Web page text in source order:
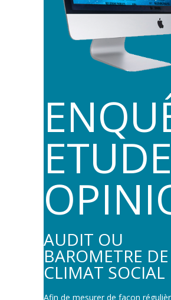
AUDIT OU
BAROMETRE DE
CLIMAT SOCIAL
Afin de mesurer de façon